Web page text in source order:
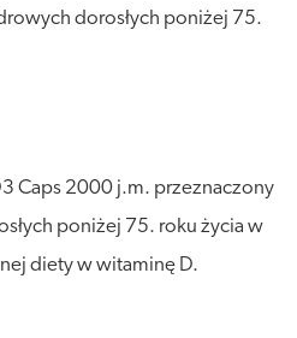
dorosłych poniżej 75.
Caps 2000 j.m. przeznaczony
poniżej 75. roku życia w
diety w witaminę D.